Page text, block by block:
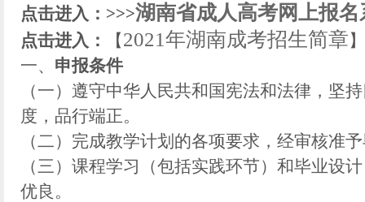
点击进入：>>>湖南省成人高考网上报名
点击进入： 【2021年湖南成考招生简章】
一、 申报条件
（一）遵守中华人民共和国宪法和法律，坚
度，品行端正。
（二）完成教学计划的各项要求，经审核准
（三）课程学习（包括实践环节）和毕业设
优良。